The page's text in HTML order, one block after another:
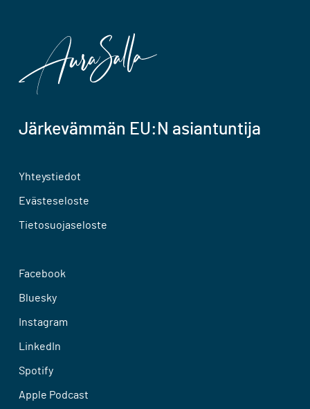
Järkevämmän EU:N asiantuntija
Yhteystiedot
Evästeseloste
Tietosuojaseloste
Facebook
Bluesky
Instagram
LinkedIn
Spotify
Apple Podcast